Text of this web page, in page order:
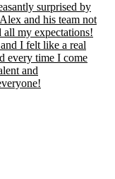
surprised by
and his team not
all my expectations!
I felt like a real
every time I come
and